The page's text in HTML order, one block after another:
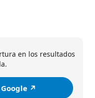
en los resultados
↗️